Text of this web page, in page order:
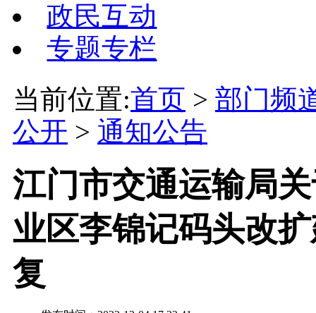
政民互动
专题专栏
当前位置:首页 > 部门频
公开 > 通知公告
江门市交通运输局
业区李锦记码头改
复